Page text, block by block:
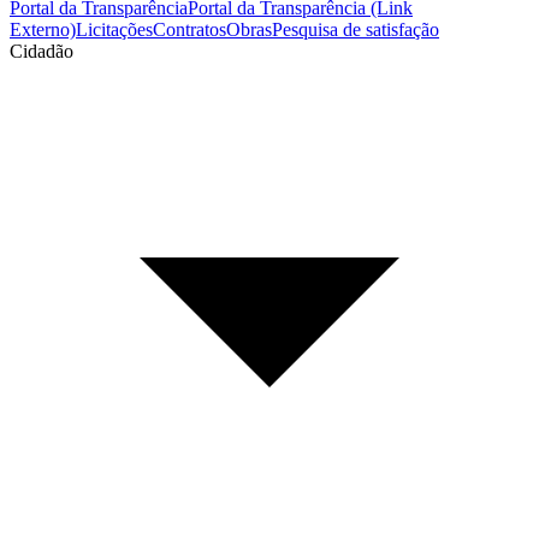
Portal da TransparênciaPortal da Transparência (Link
Externo)LicitaçõesContratosObrasPesquisa de satisfação
Cidadão